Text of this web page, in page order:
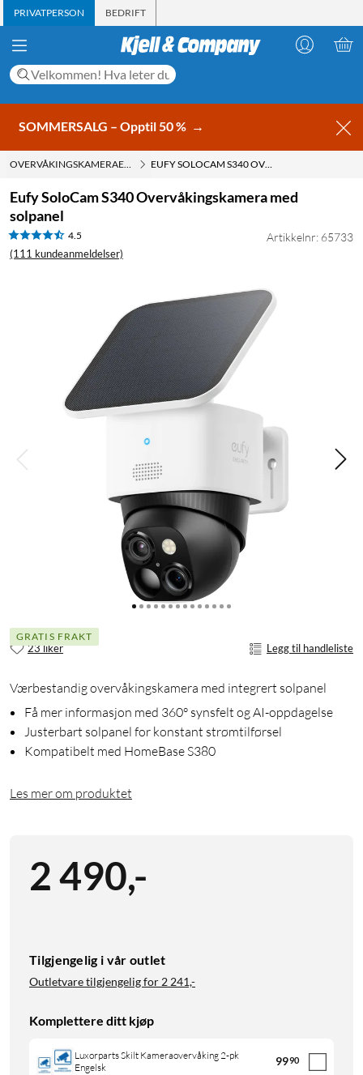
PRIVATPERSON BEDRIFT
SOMMERSALG – Opptil 50 % →
OVERVÅKINGSKAMERAER UTENDØRS EUFY SOLOCAM S340 OVERVÅKINGSKAMERA MED SOLPANEL
Eufy SoloCam S340 Overvåkingskamera med
solpanel
4.5
(111 kundeanmeldelser)
Artikkelnr: 65733
GRATIS FRAKT
23 liker Legg til handleliste
Værbestandig overvåkingskamera med integrert solpanel
Få mer informasjon med 360° synsfelt og AI-oppdagelse
Justerbart solpanel for konstant strømtilførsel
Kompatibelt med HomeBase S380
Les mer om produktet
2 490,-
Tilgjengelig i vår outlet
Outletvare tilgjengelig for 2 241,-
Komplettere ditt kjøp
Luxorparts Skilt Kameraovervåking 2-pk
Engelsk
9990